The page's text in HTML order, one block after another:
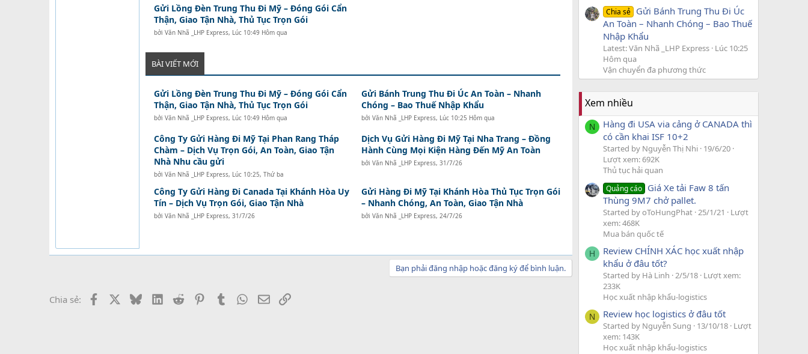
Gửi Lồng Đèn Trung Thu Đi Mỹ – Đóng Gói Cẩn
Thận, Giao Tận Nhà, Thủ Tục Trọn Gói
bởi Văn Nhã _LHP Express, Lúc 10:49 Hôm qua
BÀI VIẾT MỚI
Gửi Lồng Đèn Trung Thu Đi Mỹ – Đóng Gói Cẩn
Thận, Giao Tận Nhà, Thủ Tục Trọn Gói
bởi Văn Nhã _LHP Express, Lúc 10:49 Hôm qua
Gửi Bánh Trung Thu Đi Úc An Toàn – Nhanh
Chóng – Bao Thuế Nhập Khẩu
bởi Văn Nhã _LHP Express, Lúc 10:25 Hôm qua
Công Ty Gửi Hàng Đi Mỹ Tại Phan Rang Tháp
Chàm – Dịch Vụ Trọn Gói, An Toàn, Giao Tận
Nhà Nhu cầu gửi
bởi Văn Nhã _LHP Express, Lúc 10:25, Thứ ba
Dịch Vụ Gửi Hàng Đi Mỹ Tại Nha Trang – Đồng
Hành Cùng Mọi Kiện Hàng Đến Mỹ An Toàn
bởi Văn Nhã _LHP Express, 31/7/26
Công Ty Gửi Hàng Đi Canada Tại Khánh Hòa Uy
Tín – Dịch Vụ Trọn Gói, Giao Tận Nhà
bởi Văn Nhã _LHP Express, 31/7/26
Gửi Hàng Đi Mỹ Tại Khánh Hòa Thủ Tục Trọn Gói
– Nhanh Chóng, An Toàn, Giao Tận Nhà
bởi Văn Nhã _LHP Express, 24/7/26
Bạn phải đăng nhập hoặc đăng ký để bình luận.
Chia sẻ: Facebook BlueskyLinkedIn
Reddit PinterestTumblr WhatsApp
EmailLink
Chia sẻ Gửi Bánh Trung Thu Đi Úc
An Toàn – Nhanh Chóng – Bao Thuế
Nhập Khẩu
Latest: Văn Nhã _LHP Express Lúc 10:25
Hôm qua
Vận chuyển đa phương thức
Xem nhiều
N
Hàng đi USA via cảng ở CANADA thì
có cần khai ISF 10+2
Started by Nguyễn Thị Nhi 19/6/20
Lượt xem: 692K
Thủ tục hải quan
Quảng cáo Giá Xe tải Faw 8 tấn
Thùng 9M7 chở pallet.
Started by oToHungPhat 25/1/21
Lượt
xem: 468K
Mua bán quốc tế
H
Review CHÍNH XÁC học xuất nhập
khẩu ở đâu tốt?
Started by Hà Linh 2/5/18 Lượt xem:
233K
Học xuất nhập khẩu-logistics
N Review học logistics ở đâu tốt
Started by Nguyễn Sung 13/10/18 Lượt
xem: 143K
Học xuất nhập khẩu-logistics